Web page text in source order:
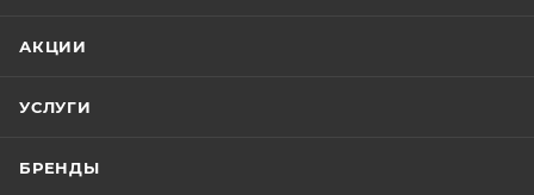
АКЦИИ
УСЛУГИ
БРЕНДЫ